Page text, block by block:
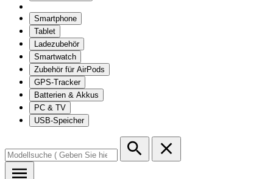
Smartphone
Tablet
Ladezubehör
Smartwatch
Zubehör für AirPods
GPS-Tracker
Batterien & Akkus
PC & TV
USB-Speicher